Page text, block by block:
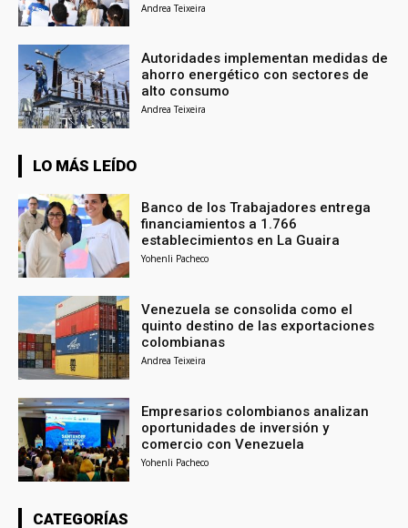
Andrea Teixeira
Autoridades implementan medidas de
ahorro energético con sectores de
alto consumo
Andrea Teixeira
LO MÁS LEÍDO
Banco de los Trabajadores entrega
financiamientos a 1.766
establecimientos en La Guaira
Yohenli Pacheco
Venezuela se consolida como el
quinto destino de las exportaciones
colombianas
Andrea Teixeira
Empresarios colombianos analizan
oportunidades de inversión y
comercio con Venezuela
Yohenli Pacheco
CATEGORÍAS